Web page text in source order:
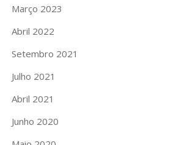
Março 2023
Abril 2022
Setembro 2021
Julho 2021
Abril 2021
Junho 2020